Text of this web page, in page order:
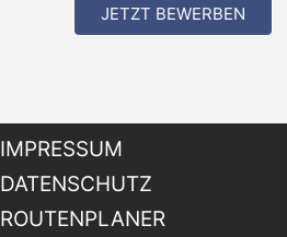
JETZT BEWERBEN
IMPRESSUM
DATENSCHUTZ
ROUTENPLANER